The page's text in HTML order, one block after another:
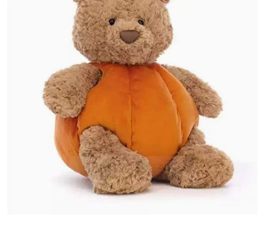
Doppelt antippen zum
vergrößern